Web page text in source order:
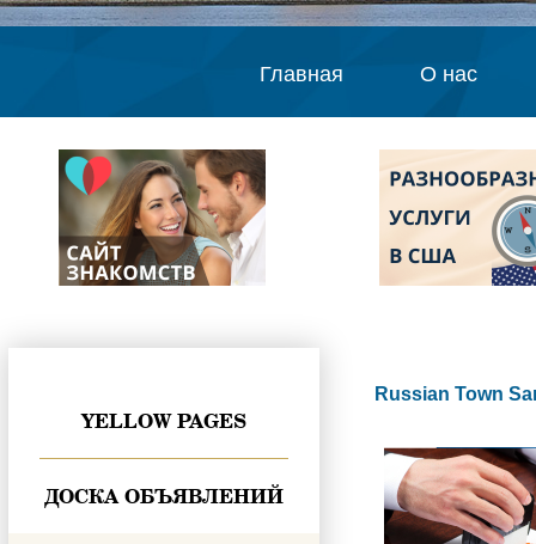
Главная О нас
YELLOW PAGES
ДОСКА ОБЪЯВЛЕНИЙ
Russian Town